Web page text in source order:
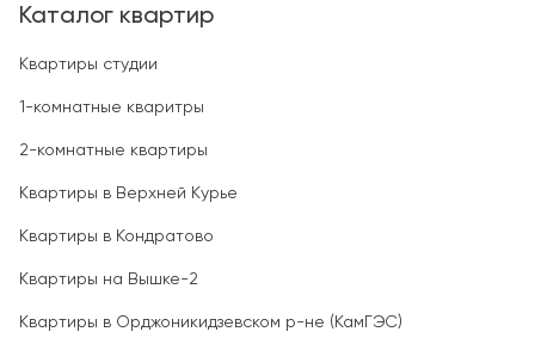
Каталог квартир
Квартиры студии
1-комнатные кваритры
2-комнатные квартиры
Квартиры в Верхней Курье
Квартиры в Кондратово
Квартиры на Вышке-2
Квартиры в Орджоникидзевском р-не (КамГЭС)